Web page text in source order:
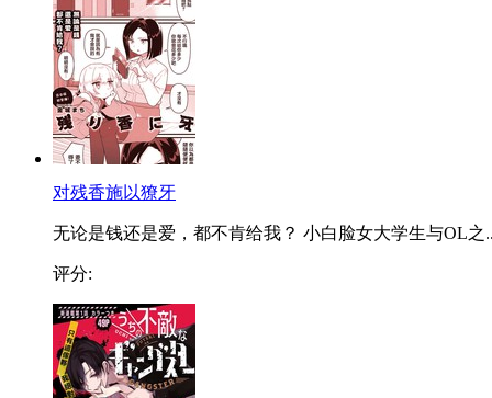
对残香施以獠牙
无论是钱还是爱，都不肯给我？ 小白脸女大学生与OL之
评分: